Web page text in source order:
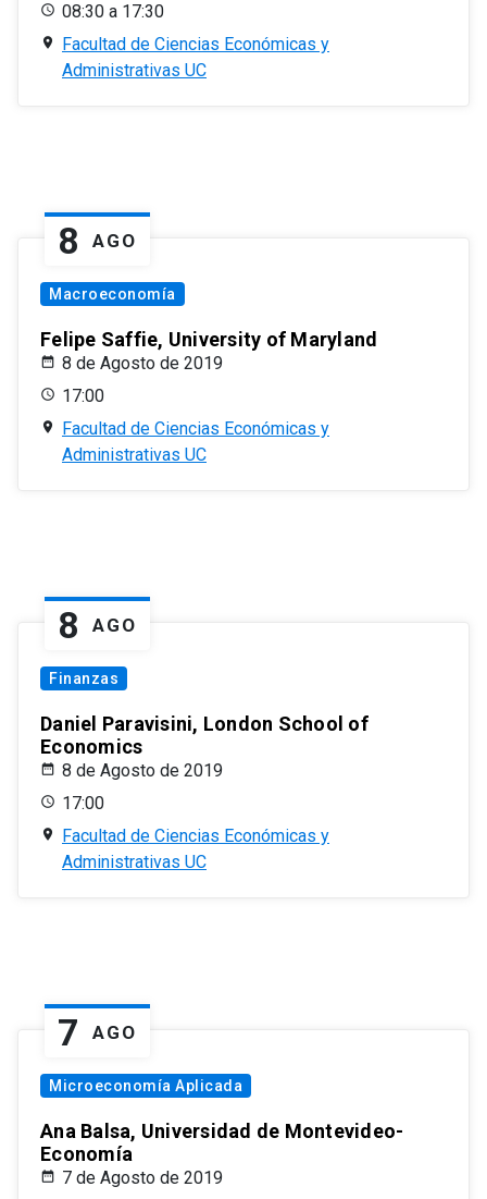
08:30 a 17:30
Facultad de Ciencias Económicas y
Administrativas UC
8 AGO
Macroeconomía
Felipe Saffie, University of Maryland
8 de Agosto de 2019
17:00
Facultad de Ciencias Económicas y
Administrativas UC
8 AGO
Finanzas
Daniel Paravisini, London School of
Economics
8 de Agosto de 2019
17:00
Facultad de Ciencias Económicas y
Administrativas UC
7 AGO
Microeconomía Aplicada
Ana Balsa, Universidad de Montevideo-
Economía
7 de Agosto de 2019